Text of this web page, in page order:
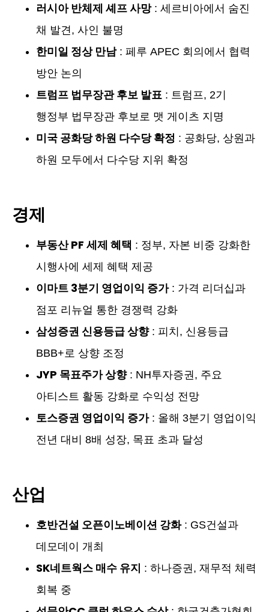
러시아 반체제 셰프 사망: 세르비아에서 숨진
채 발견, 사인 불명
한미일 정상 만남: 페루 APEC 회의에서 협력
방안 논의
트럼프 법무장관 후보 발표 : 트럼프, 2기
행정부 법무장관 후보로 맷 게이츠 지명
미국 공화당 하원 다수당 확정 : 공화당, 상원과
하원 모두에서 다수당 지위 확정
경제
부동산 PF 세제 혜택 : 정부, 자본 비중 강화한
시행사에 세제 혜택 제공
이마트 3분기 영업이익 증가: 가격 리더십과
점포 리뉴얼 통한 경쟁력 강화
삼성증권 신용등급 상향: 피치, 신용등급
BBB+로 상향 조정
JYP 목표주가 상향: NH투자증권, 주요
아티스트 활동 강화로 수익성 전망
토스증권 영업이익 증가: 올해 3분기 영업이익
전년 대비 8배 성장, 목표 초과 달성
산업
호반건설 오픈이노베이션 강화: GS건설과
데모데이 개최
SK네트웍스 매수 유지 : 하나증권, 재무적 체력
회복 중